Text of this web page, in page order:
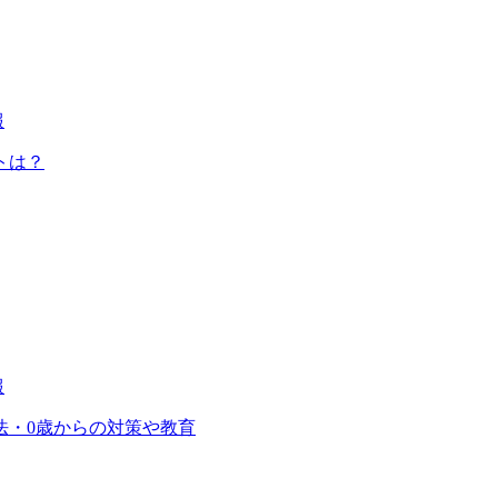
は？
・0歳からの対策や教育